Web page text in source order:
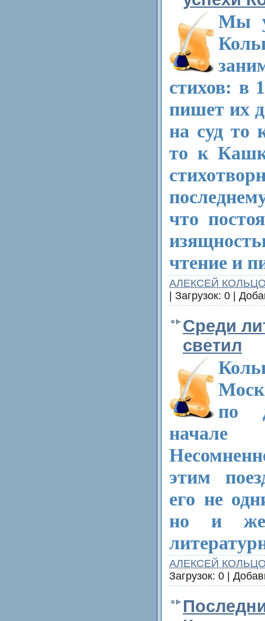
Мы
стихов: в
пишет их
на суд то
то к
что
чтение и
АЛЕКСЕЙ
| Загрузок: 0 |
Среди
светил
по
этим
его не
но и
АЛЕКСЕЙ
Загрузок: 0 |